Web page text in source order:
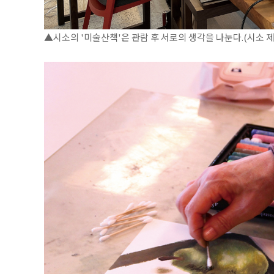
▲시소의 '미술산책'은 관람 후 서로의 생각을 나눈다.(시소